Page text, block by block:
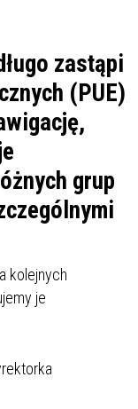
zastąpi
(PUE)
grup
kolejnych
je